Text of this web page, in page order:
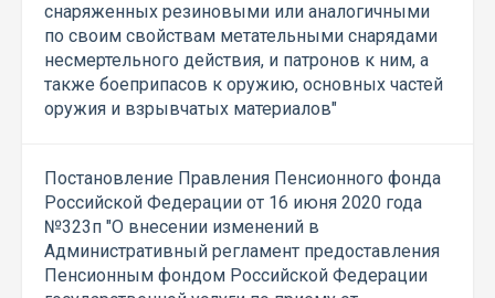
снаряженных резиновыми или аналогичными
по своим свойствам метательными снарядами
несмертельного действия, и патронов к ним, а
также боеприпасов к оружию, основных частей
оружия и взрывчатых материалов"
Постановление Правления Пенсионного фонда
Российской Федерации от 16 июня 2020 года
№323п "О внесении изменений в
Административный регламент предоставления
Пенсионным фондом Российской Федерации